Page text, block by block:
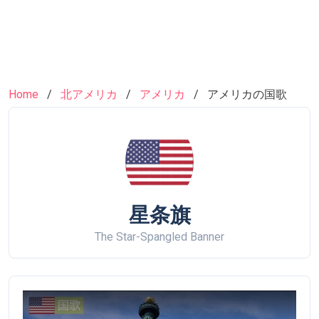
Home 北アメリカ アメリカ アメリカの国歌
星条旗
The Star-Spangled Banner